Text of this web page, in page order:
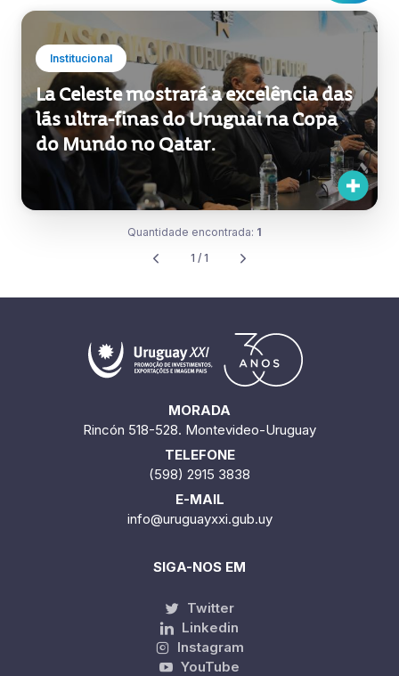
Institucional
La Celeste mostrará a excelência das
lãs ultra-finas do Uruguai na Copa
do Mundo no Qatar.
Quantidade encontrada: 1
1 / 1
MORADA
Rincón 518-528. Montevideo-Uruguay
TELEFONE
(598) 2915 3838
E-MAIL
info@uruguayxxi.gub.uy
SIGA-NOS EM
Twitter
Linkedin
Instagram
YouTube